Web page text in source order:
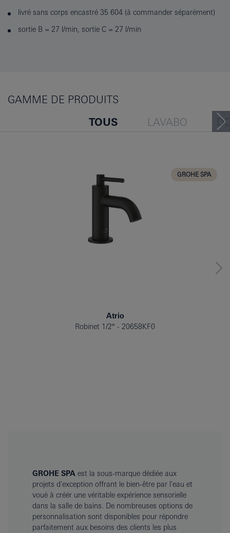
livré sans corps encastré 35 604 (à commander séparément)
sortie B = 27 l/min, sortie C = 27 l/min
GAMME DE PRODUITS
TOUS LAVABO
GROHE SPA
Atrio
Robinet 1/2″
20658KF0
GROHE SPA est la sous-marque dédiée aux
projets d'exception offrant le bien-être par l'eau et
voué à créér une véritable expérience sensorielle
dans la salle de bains. De nombreuses options de
personnalisation sont disponibles pour répondre
parfaitement aux besoins des clients les plus